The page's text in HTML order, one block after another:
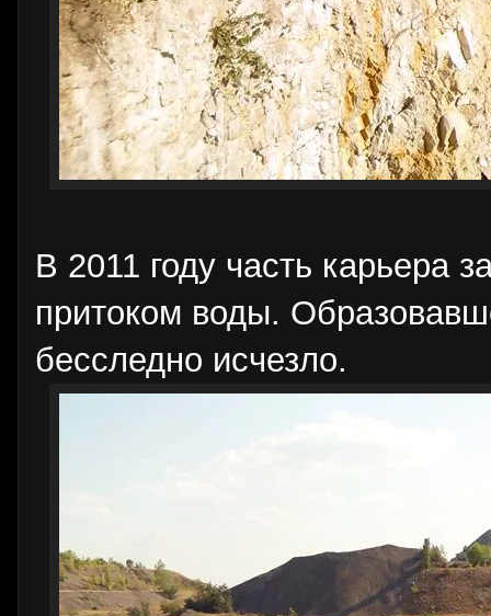
В 2011 году часть карьера
притоком воды.
бесследно исчезло.